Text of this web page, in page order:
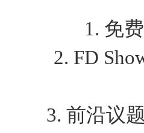
1. 免
2. FD
3. 前沿议